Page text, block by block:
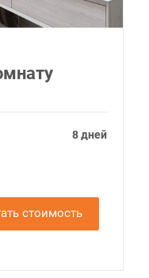
8 дней
стоимость